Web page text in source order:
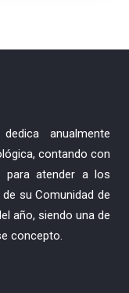
anualmente
contando con
para atender a los
su Comunidad de
año, siendo una de
concepto.